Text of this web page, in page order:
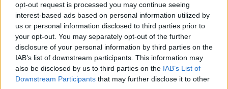
opt-out request is processed you may continue seeing
interest-based ads based on personal information utilized by
us or personal information disclosed to third parties prior to
your opt-out. You may separately opt-out of the further
disclosure of your personal information by third parties on the
IAB’s list of downstream participants. This information may
also be disclosed by us to third parties on the IAB’s List of
Downstream Participants that may further disclose it to other